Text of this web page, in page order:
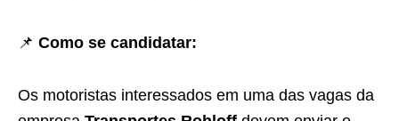
📌 Como se candidatar:
Os motoristas interessados em uma das vagas da